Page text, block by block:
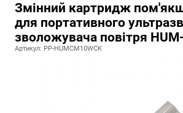
Змінний картридж
для портативного
зволожувача повітря
Артикул: PP-HUMCM10WCK